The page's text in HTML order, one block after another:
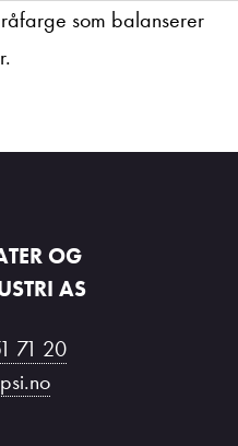
som balanserer
OG
AS
71 20